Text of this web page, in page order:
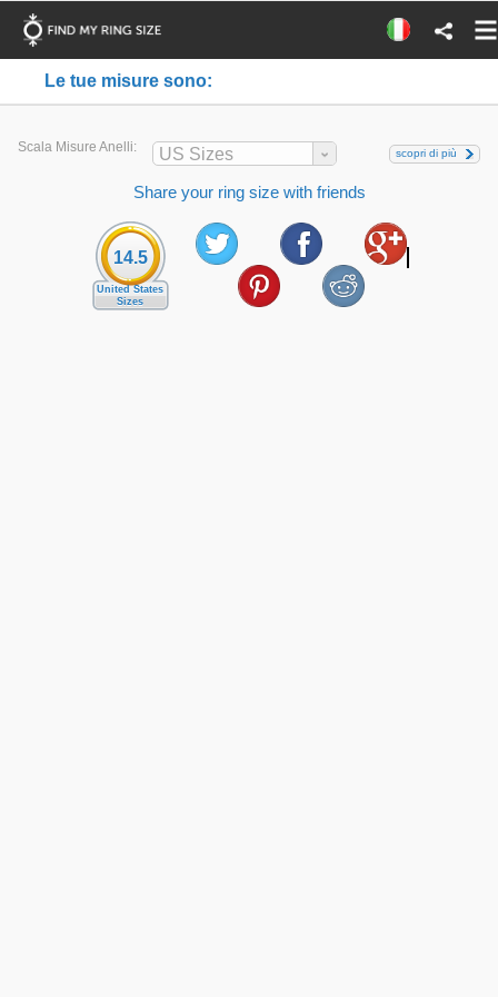
Le tue misure sono:
Scala Misure Anelli: US Sizes scopri di più
Share your ring size with friends
14.5
United States
Sizes